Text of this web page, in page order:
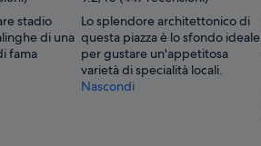
stadio
di una
fama
Lo splendore architettonico di
questa piazza è lo sfondo ideale
per gustare un'appetitosa
varietà di specialità locali.
Nascondi